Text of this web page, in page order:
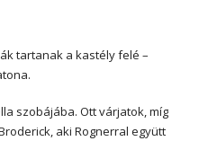
tartanak a kastély felé –
szobájába. Ott várjatok, míg
aki Rognerral együtt